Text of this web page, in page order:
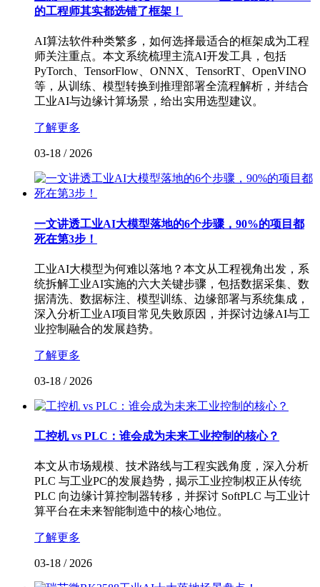
的工程师其实都选错了框架！
AI算法软件种类繁多，如何选择最适合的框架成为工程
师关注重点。本文系统梳理主流AI开发工具，包括
PyTorch、TensorFlow、ONNX、TensorRT、OpenVINO
等，从训练、模型转换到推理部署全流程解析，并结合
工业AI与边缘计算场景，给出实用选型建议。
了解更多
03-18 / 2026
一文讲透工业AI大模型落地的6个步骤，90%的项目都
死在第3步！
工业AI大模型为何难以落地？本文从工程视角出发，系
统拆解工业AI实施的六大关键步骤，包括数据采集、数
据清洗、数据标注、模型训练、边缘部署与系统集成，
深入分析工业AI项目常见失败原因，并探讨边缘AI与工
业控制融合的发展趋势。
了解更多
03-18 / 2026
工控机 vs PLC：谁会成为未来工业控制的核心？
本文从市场规模、技术路线与工程实践角度，深入分析
PLC 与工业PC的发展趋势，揭示工业控制权正从传统
PLC 向边缘计算控制器转移，并探讨 SoftPLC 与工业计
算平台在未来智能制造中的核心地位。
了解更多
03-18 / 2026